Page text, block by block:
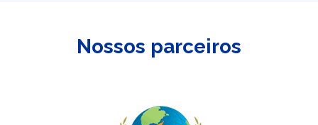
Nossos parceiros